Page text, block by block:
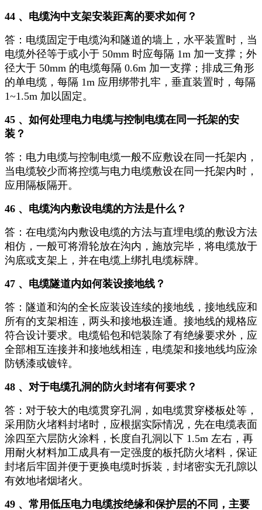
44 、电缆沟中支架安装距离的要求如何？
答：电缆固定于电缆沟和隧道的墙上，水平装置时，当
电缆外径等于或小于 50mm 时应每隔 1m 加一支撑；外
径大于 50mm 的电缆每隔 0.6m 加一支撑；排成三角形
的单电缆，每隔 1m 应用绑带扎牢，垂直装置时，每隔
1~1.5m 加以固定。
45 、如何处理电力电缆与控制电缆在同一托架的安
装？
答：电力电缆与控制电缆一般不应敷设在同一托架内，
当电缆较少而将控缆与电力电缆敷设在同一托架内时，
应用隔板隔开。
46 、电缆沟内敷设电缆的方法是什么？
答：在电缆沟内敷设电缆的方法与直埋电缆的敷设方法
相仿，一般可将滑轮放在沟内，施放完毕，将电缆放于
沟底或支架上，并在电缆上绑扎电缆标牌。
47 、电缆隧道内如何装设接地线？
答：隧道和沟的全长应装设连续的接地线，接地线应和
所有的支架相连，两头和接地极连通。接地线的规格应
符合设计要求。电缆铅包和铠装除了有绝缘要求外，应
全部相互连接并和接地线相连，电缆架和接地线均应涂
防锈漆或镀锌。
48 、对于电缆孔洞的防火封堵有何要求？
答：对于较大的电缆贯穿孔洞，如电缆贯穿楼板处等，
采用防火堵料封堵时，应根据实际情况，先在电缆表面
涂四至六层防火涂料，长度自孔洞以下 1.5m 左右，再
用耐火材料加工成具有一定强度的板托防火堵料，保证
封堵后牢固并便于更换电缆时拆装，封堵密实无孔隙以
有效地堵烟堵火。
49 、常用低压电力电缆按绝缘和保护层的不同，主要